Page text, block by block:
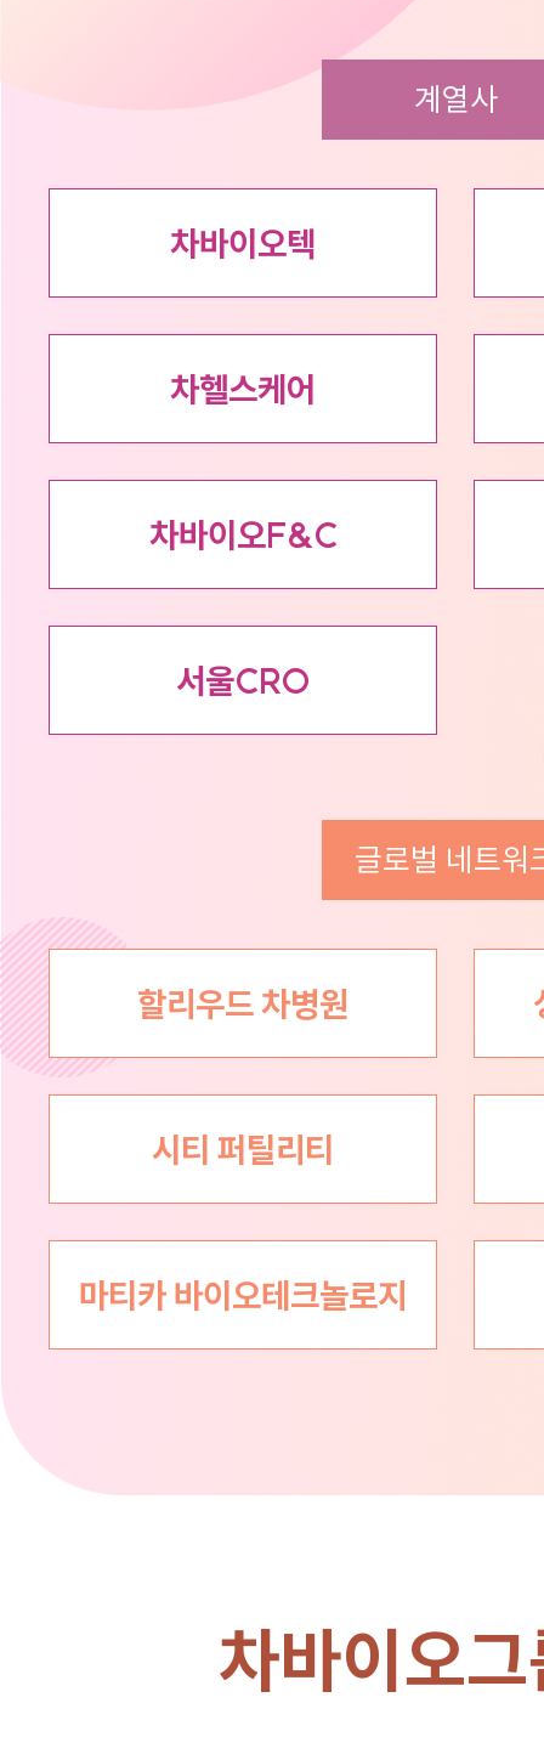
계열사
차바이오텍
차헬스케어
차바이오F&C
서울CRO
글로벌 네트워
할리우드 차병원
시티 퍼틸리티
마티카 바이오테크놀로지
차바이오